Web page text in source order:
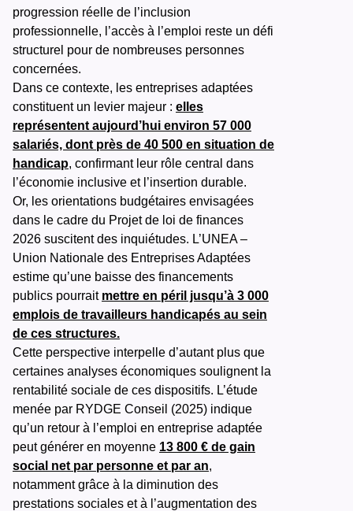
progression réelle de l’inclusion
professionnelle, l’accès à l’emploi reste un défi
structurel pour de nombreuses personnes
concernées.
Dans ce contexte, les entreprises adaptées
constituent un levier majeur : elles
représentent aujourd’hui environ 57 000
salariés, dont près de 40 500 en situation de
handicap, confirmant leur rôle central dans
l’économie inclusive et l’insertion durable.
Or, les orientations budgétaires envisagées
dans le cadre du Projet de loi de finances
2026 suscitent des inquiétudes. L’UNEA –
Union Nationale des Entreprises Adaptées
estime qu’une baisse des financements
publics pourrait mettre en péril jusqu’à 3 000
emplois de travailleurs handicapés au sein
de ces structures.
Cette perspective interpelle d’autant plus que
certaines analyses économiques soulignent la
rentabilité sociale de ces dispositifs. L’étude
menée par RYDGE Conseil (2025) indique
qu’un retour à l’emploi en entreprise adaptée
peut générer en moyenne 13 800 € de gain
social net par personne et par an,
notamment grâce à la diminution des
prestations sociales et à l’augmentation des